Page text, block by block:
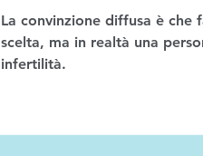
La convinzione diffusa è che
scelta, ma in realtà una
infertilità.